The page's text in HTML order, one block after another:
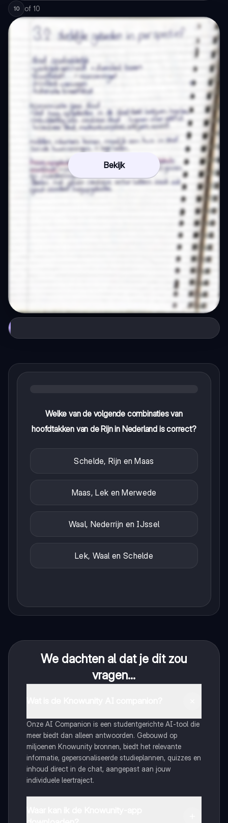
10 of 10
Bekijk
Welke van de volgende combinaties van
hoofdtakken van de Rijn in Nederland is correct?
Schelde, Rijn en Maas
Maas, Lek en Merwede
Waal, Nederrijn en IJssel
Lek, Waal en Schelde
We dachten al dat je dit zou
vragen...
Onze AI Companion is een studentgerichte AI-tool die
meer biedt dan alleen antwoorden. Gebouwd op
miljoenen Knowunity bronnen, biedt het relevante
informatie, gepersonaliseerde studieplannen, quizzes en
inhoud direct in de chat, aangepast aan jouw
individuele leertraject.